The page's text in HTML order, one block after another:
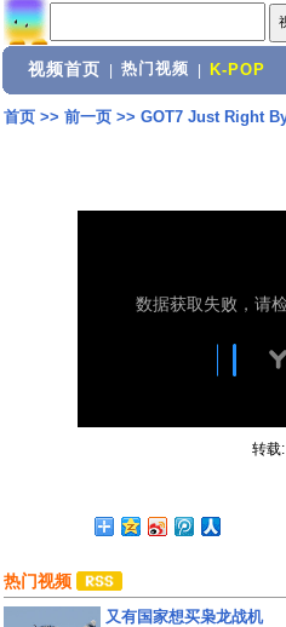
视频首页 热门视频 K-POP
首页>> 前一页>> GOT7 Just Right
转载:
热门视频
又有国家想买枭龙战机